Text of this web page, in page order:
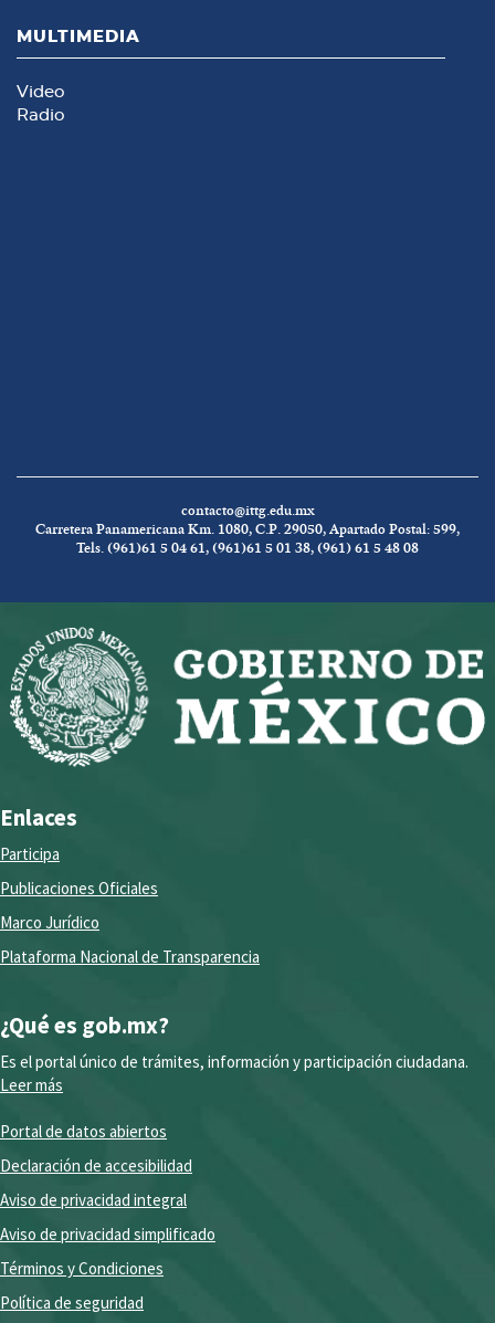
MULTIMEDIA
Video
Radio
contacto@ittg.edu.mx
Carretera Panamericana Km. 1080, C.P. 29050, Apartado Postal: 599,
Tels. (961)61 5 04 61, (961)61 5 01 38, (961) 61 5 48 08
Enlaces
Participa
Publicaciones Oficiales
Marco Jurídico
Plataforma Nacional de Transparencia
¿Qué es gob.mx?
Es el portal único de trámites, información y participación ciudadana.
Leer más
Portal de datos abiertos
Declaración de accesibilidad
Aviso de privacidad integral
Aviso de privacidad simplificado
Términos y Condiciones
Política de seguridad